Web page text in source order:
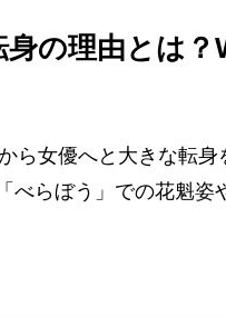
の理由とは？
女優へと大きな転身
べらぼう」での花魁姿